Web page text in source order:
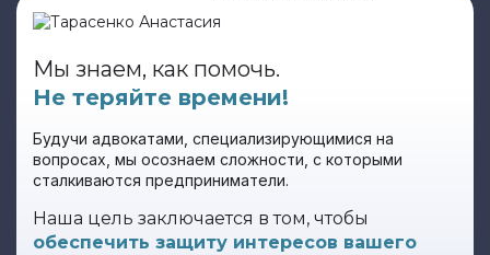
Мы знаем, как помочь.
Не теряйте времени!
Будучи адвокатами, специализирующимися на
вопросах, мы осознаем сложности, с которыми
сталкиваются предприниматели.
Наша цель заключается в том, чтобы
обеспечить защиту интересов вашего